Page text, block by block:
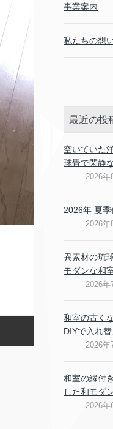
事業案内
私たちの想
最近の投
空いていた
球畳で閑静
2026年
2026年 夏
2026年
異素材の琉
モダンな和
2026年
和室の古く
DIYで入れ替
2026年
和室の縁付
した和モダ
2026年